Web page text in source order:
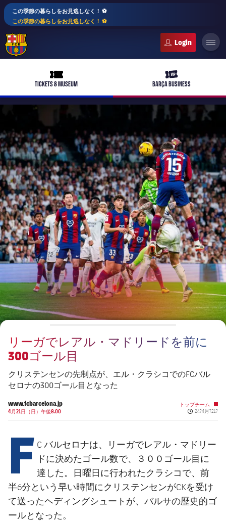
この季節の暮らしをお見逃しなく！ ⚽️
この季節の暮らしをお見逃しなく！ ⚽️
ticket-full
TICKETS & MUSEUM
ticket-vip
BARÇA BUSINESS
plusicon
label.aria.plus
バルサアカデミー
plusicon
label.aria.plus
10年毎
会長
レジェンド
plusicon
label.aria.plus
プレスパス
Facilities
PLUSICON
LABEL.ARIA.PLUS
トップチーム
女子サッカー
plusicon
label.aria.plus
スケジュール
チケット
結果
順位表
バルサAtlètic
plusicon
label.aria.plus
スケジュール
チケット
結果
順位表
PLUSICON
LABEL.ARIA.PLUS
トップチーム
plusicon
label.aria.plus
スケジュール
チケット
結果
順位表
PLUSICON
LABEL.ARIA.PLUS
トップチーム
スケジュール
チケット
結果
PLUSICON
LABEL.ARIA.PLUS
トップチーム
plusicon
label.aria.plus
スケジュール
結果
順位表
PLUSICON
LABEL.ARIA.PLUS
スケジュール
チケット
結果
リーガでレアル・マドリードを前に
300ゴール目
クリステンセンの先制点が、エル・クラシコでのFCバル
セロナの300ゴール目となった
www.fcbarcelona.jp
4月21日（日）午後8.00
トップチーム
Published
24?4月?21?
F C バルセロナは、リーガでレアル・マドリー
ドに決めたゴール数で、３００ゴール目に
達した。日曜日に行われたクラシコで、前
半6分という早い時間にクリステンセンがCKを受け
て送ったヘディングシュートが、バルサの歴史的ゴ
ールとなった。